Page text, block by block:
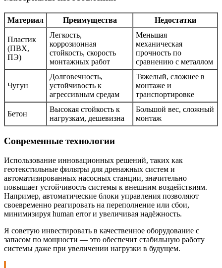
Материал Преимущества Недостатки
Пластик
(ПВХ,
ПЭ)
Легкость,
коррозионная
стойкость, скорость
монтажных работ
Меньшая
механическая
прочность по
сравнению с металлом
Чугун
Долговечность,
устойчивость к
агрессивным средам
Тяжелый, сложнее в
монтаже и
транспортировке
Бетон
Высокая стойкость к
нагрузкам, дешевизна
Большой вес, сложный
монтаж
Современные технологии
Использование инновационных решений, таких как
геотекстильные фильтры для дренажных систем и
автоматизированных насосных станции, значительно
повышает устойчивость системы к внешним воздействиям.
Например, автоматические блоки управления позволяют
своевременно реагировать на переполнение или сбои,
минимизируя human error и увеличивая надёжность.
Я советую инвестировать в качественное оборудование с
запасом по мощности — это обеспечит стабильную работу
системы даже при увеличении нагрузки в будущем.